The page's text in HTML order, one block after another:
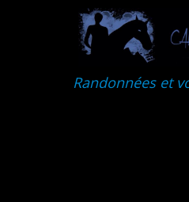
Randonnées et